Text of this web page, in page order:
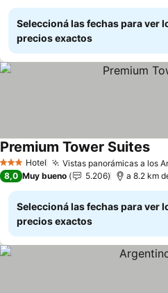
Seleccioná las fechas para ver
precios exactos
3 Estrellas
Hotel Vistas panorámicas a los
Premium Tower Suites
8,0 Muy bueno 5.206 a 8.2 km
Seleccioná las fechas para ver
precios exactos